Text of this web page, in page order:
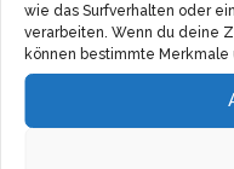
wie das Surfverhalten oder
verarbeiten. Wenn du deine
können bestimmte
Mahlergebnisse.
Die Gewürzmühlen
Gebrauch in der
garantiert eine lange